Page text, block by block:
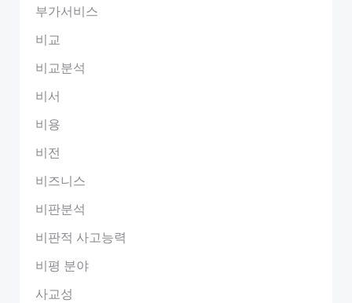
부가서비스
비교
비교분석
비서
비용
비전
비즈니스
비판분석
비판적 사고능력
비평 분야
사교성